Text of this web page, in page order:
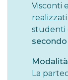
Visconti
studenti
La